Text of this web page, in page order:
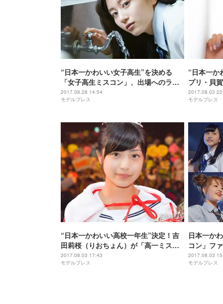
“日本一かわいい女子高生”を決める
「女子高生ミスコン」、出場へのラス
トチャンス！＜今後のスケジュール発
表＞
2017.08.28 14:54
モデルプレス
“日本一か
プリ・貝
な子？癒
＜一問一
2017.08.03
モデルプレス
“日本一かわいい高校一年生”決定！吉
田莉桜（りおちょん）が「高一ミスコ
ン」グランプリ 「Popteen」専属モ
デルに
2017.08.03 17:43
モデルプレス
日本一か
コン」フ
ージ上に
2017.08.03
モデルプレス